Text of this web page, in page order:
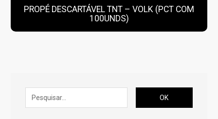
PROPÉ DESCARTÁVEL TNT – VOLK (PCT COM
100UNDS)
OK